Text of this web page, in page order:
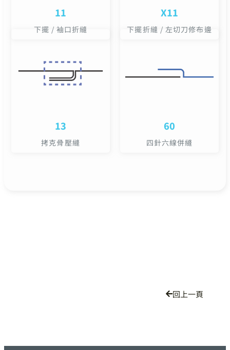
11
下擺 / 袖口折縫
X11
下擺折縫 / 左切刀修布邊
13
拷克骨壓縫
60
四針六線併縫
回上一頁